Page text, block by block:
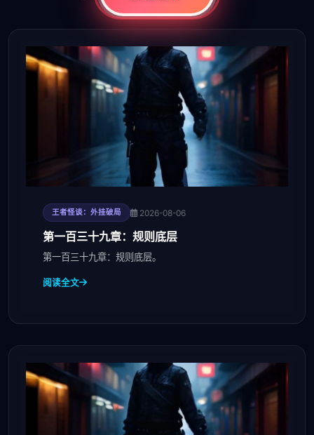
王者怪谈：外挂破局 2026-08-06
第一百三十九章：规则底层
第一百三十九章：规则底层。
阅读全文